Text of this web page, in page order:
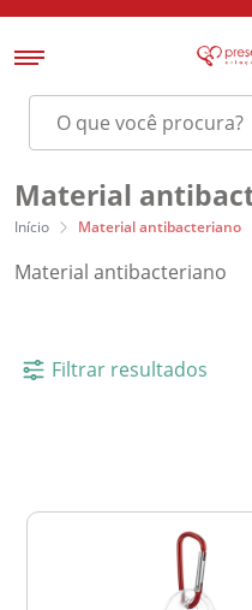
Material
Início Material antibacteriano
Material antibacteriano
Filtrar resultados